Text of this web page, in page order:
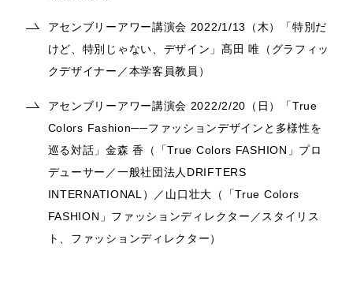
アセンブリーアワー講演会 2022/1/13（木）「特別だ
けど、特別じゃない、デザイン」髙田 唯（グラフィッ
クデザイナー／本学客員教員）
アセンブリーアワー講演会 2022/2/20（日）「True
Colors Fashion──ファッションデザインと多様性を
巡る対話」金森 香（「True Colors FASHION」プロ
デューサー／一般社団法人DRIFTERS
INTERNATIONAL）／山口壮大（「True Colors
FASHION」ファッションディレクター／スタイリス
ト、ファッションディレクター）